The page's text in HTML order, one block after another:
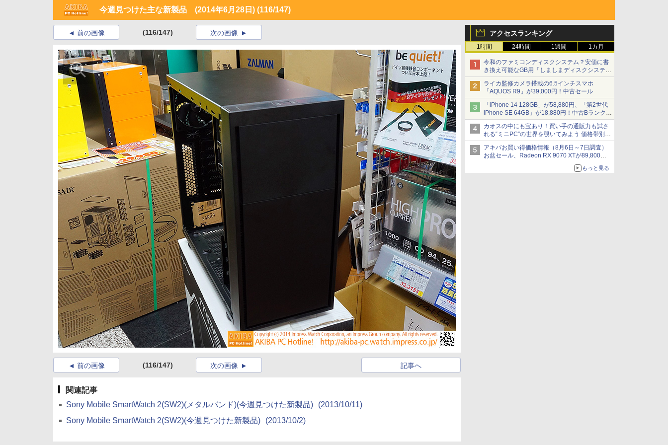
今週見つけた主な新製品 (2014年6月28日) (116/147)
アクセスランキング
1時間 24時間 1週間 1カ月
令和のファミコンディスクシステム？安価に書
き換え可能なGB用「しましまディスクシステ
ム」
ライカ監修カメラ搭載の6.5インチスマホ
「AQUOS R9」が39,000円！中古セール
「iPhone 14 128GB」が58,880円、「第2世代
iPhone SE 64GB」が18,880円！中古Bランク品
セール
カオスの中にも宝あり！買い手の通販力も試さ
れる“ミニPC”の世界を覗いてみよう 価格帯別に
仕様や特徴を整理、11製品をピックアップ text
by 石川 ひさよし
アキバお買い得価格情報（8月6日～7日調査）
お盆セール、Radeon RX 9070 XTが89,800
円、水平周波数24.8kHz対応の17型モニターが
9,801円、暑さ指数連動セール ほか
もっと見る
前の画像 (116/147) 次の画像
前の画像 (116/147) 記事へ
次の画像
関連記事
Sony Mobile SmartWatch 2(SW2)(メタルバンド)(今週見つけた新製品)
(2013/10/11)
Sony Mobile SmartWatch 2(SW2)(今週見つけた新製品)
(2013/10/2)